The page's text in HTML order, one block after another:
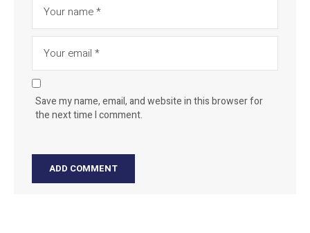
Save my name, email, and website in this browser for
the next time I comment.